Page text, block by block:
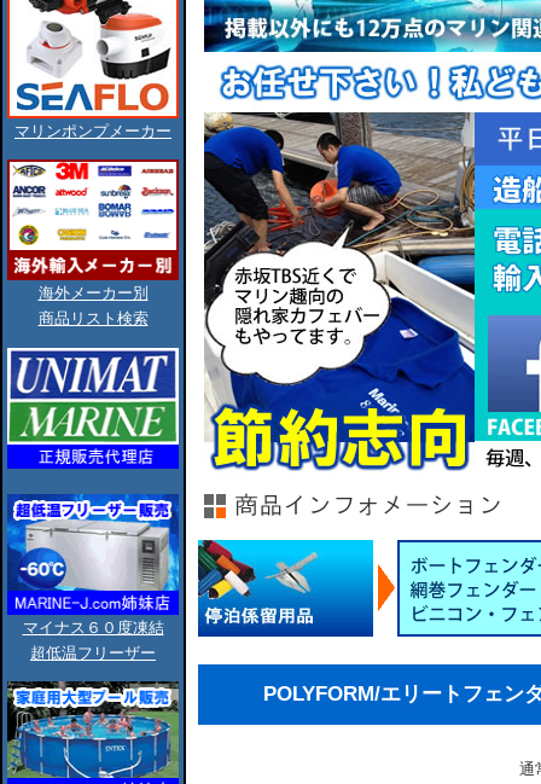
マリンポンプメーカー
海外メーカー別
商品リスト検索
マイナス６０度凍結
超低温フリーザー
POLYFORM/エリートフェン
通